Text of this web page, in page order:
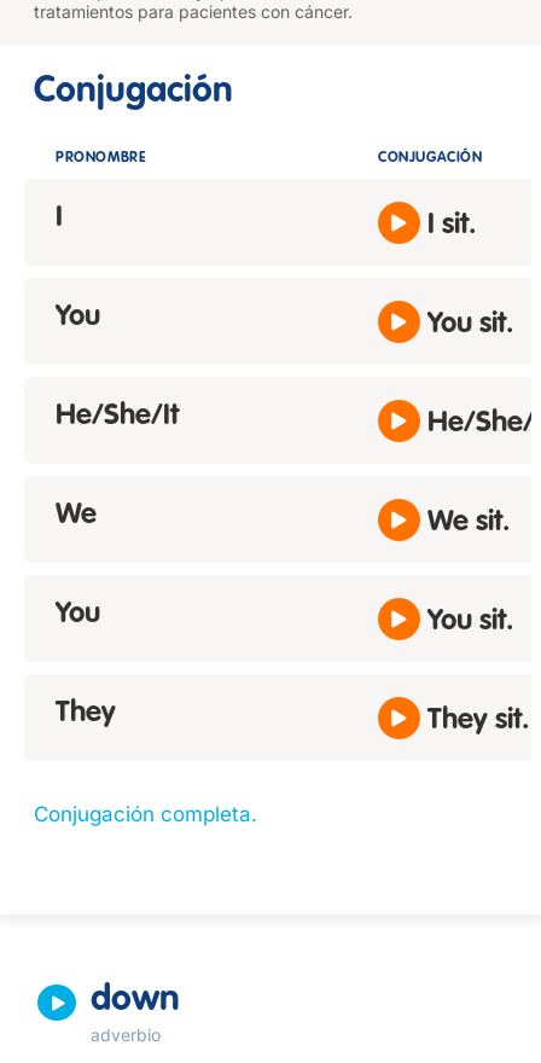
tratamientos para pacientes con cáncer.
Conjugación
PRONOMBRE CONJUGACIÓN
I I sit.
You You sit.
He/She/It He/She/
We We sit.
You You sit.
They They sit.
Conjugación completa.
down
adverbio